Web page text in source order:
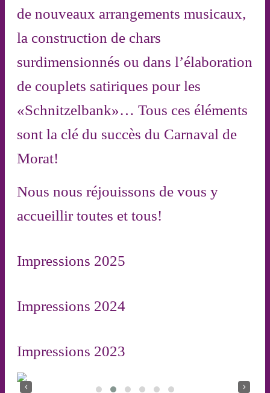
de nouveaux arrangements musicaux,
la construction de chars
surdimensionnés ou dans l’élaboration
de couplets satiriques pour les
«Schnitzelbank»… Tous ces éléments
sont la clé du succès du Carnaval de
Morat!
Nous nous réjouissons de vous y
accueillir toutes et tous!
Impressions 2025
Impressions 2024
Impressions 2023
‹ ›